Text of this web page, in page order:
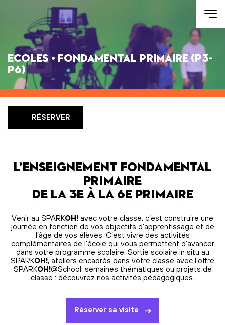
Aller au contenu
Ecoles • Fondamental primaire (P3-
P6)
RÉSERVER
L’enseignement fondamental
primaire
De la 3e à la 6e primaire
Venir au SPARKOH! avec votre classe, c’est construire une
journée en fonction de vos objectifs d’apprentissage et de
l’âge de vos élèves. C’est vivre des activités
complémentaires de l’école qui vous permettent d’avancer
dans votre programme scolaire. Sortie scolaire in situ au
SPARKOH!, ateliers encadrés dans votre classe avec l’offre
SPARKOH!@School, semaines thématiques ou projets de
classe : découvrez nos activités pédagogiques.
Réserver sa visite